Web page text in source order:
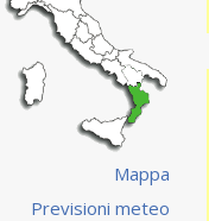
Mappa
Previsioni meteo